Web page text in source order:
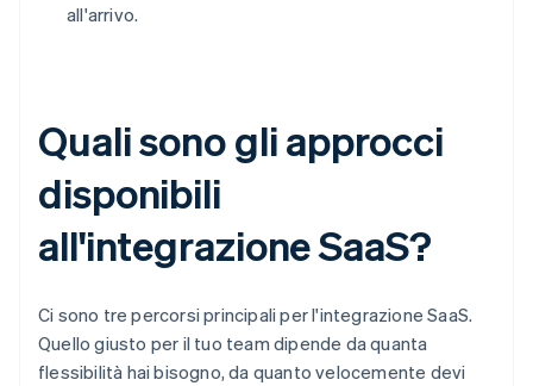
all'arrivo.
Quali sono gli approcci
disponibili
all'integrazione SaaS?
Ci sono tre percorsi principali per l'integrazione SaaS.
Quello giusto per il tuo team dipende da quanta
flessibilità hai bisogno, da quanto velocemente devi